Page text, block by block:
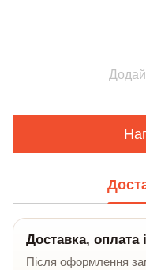
Доставка, оплата
Після оформлення